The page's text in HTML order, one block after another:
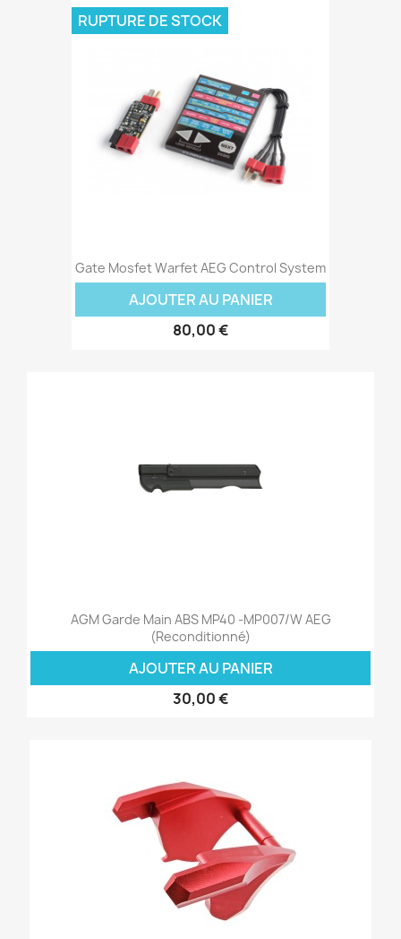
Gate Mosfet Warfet AEG Control System
AJOUTER AU PANIER
80,00 €
RUPTURE DE STOCK
AGM Garde Main ABS MP40 -MP007/W AEG
(Reconditionné)
AJOUTER AU PANIER
30,00 €